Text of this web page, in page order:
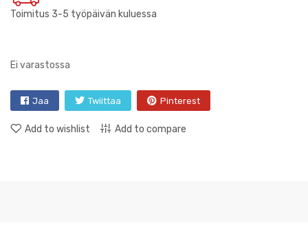
Toimitus 3-5 työpäivän kuluessa
Ei varastossa
Jaa Twiittaa Pinterest
Add to wishlist Add to compare